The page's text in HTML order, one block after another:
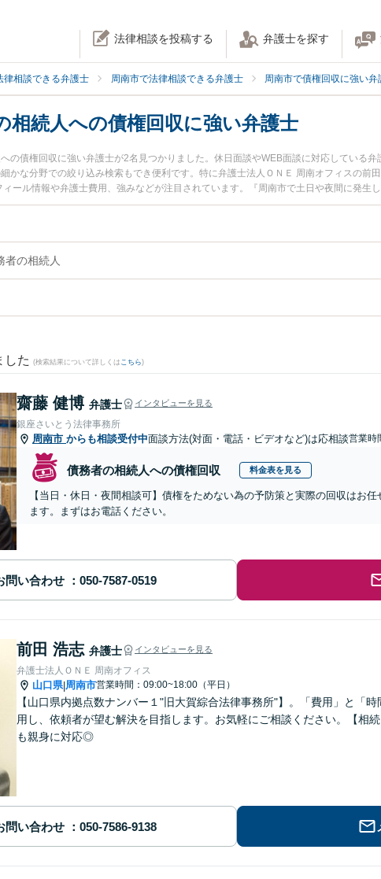
法律相談を投稿する 弁護士を探す
律相談できる弁護士 周南市で法律相談できる弁護士 周南市で債権回収に強い弁
相続人への債権回収に強い弁護士
の債権回収に強い弁護士が2名見つかりました。休日面談やWEB面談に対応している
かな分野での絞り込み検索もでき便利です。特に弁護士法人ＯＮＥ 周南オフィスの前
ール情報や弁護士費用、強みなどが注目されています。『周南市で土日や夜間に発生
続人への債権回収のトラブル解決の実績豊富な近くの弁護士を検索したい』『初回相
などでお困りの相談者さんにおすすめです。
者の相続人
した (検索結果について詳しくは こちら)
齋藤 健博 弁護士 インタビューを見る
銀座さいとう法律事務所
周南市 からも相談受付中面談方法(対面・電話・ビデオなど)は応相談営業時
債務者の相続人への債権回収 料金表を見る
【当日・休日・夜間相談可】債権をためない為の予防策と実際の回収はお
ます。まずはお電話ください。
問い合わせ
前田 浩志 弁護士 インタビューを見る
弁護士法人ＯＮＥ 周南オフィス
山口県|周南市営業時間：09:00~18:00（平日）
【山口県内拠点数ナンバー１"旧大賀綜合法律事務所"】。「費用」と「
用し、依頼者が望む解決を目指します。お気軽にご相談ください。【相
も親身に対応◎
問い合わせ